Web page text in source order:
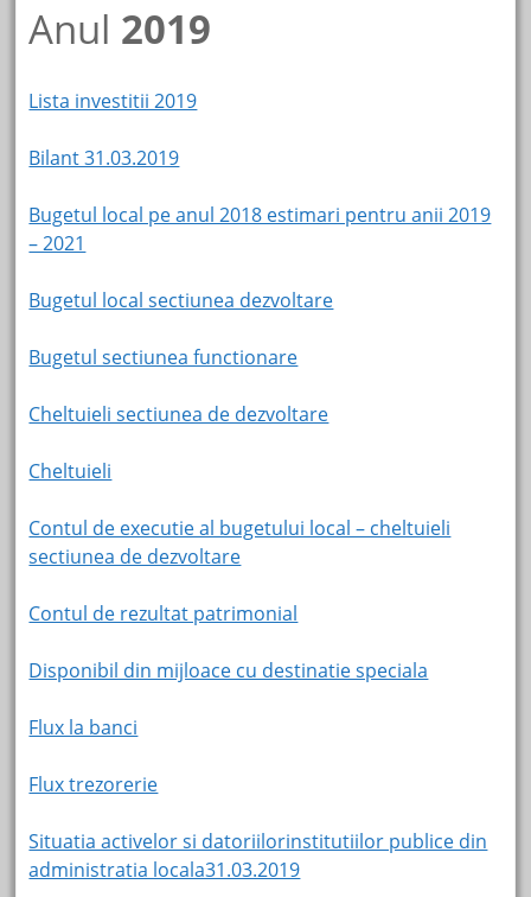
Anul 2019
Lista investitii 2019
Bilant 31.03.2019
Bugetul local pe anul 2018 estimari pentru anii 2019
– 2021
Bugetul local sectiunea dezvoltare
Bugetul sectiunea functionare
Cheltuieli sectiunea de dezvoltare
Cheltuieli
Contul de executie al bugetului local – cheltuieli
sectiunea de dezvoltare
Contul de rezultat patrimonial
Disponibil din mijloace cu destinatie speciala
Flux la banci
Flux trezorerie
Situatia activelor si datoriilorinstitutiilor publice din
administratia locala31.03.2019